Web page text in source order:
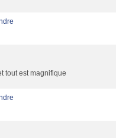
tout est magnifique